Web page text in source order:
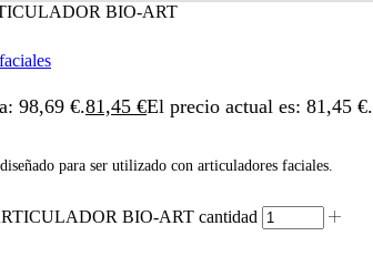
BIO-ART
98,69 €.81,45 €El precio actual es: 81,45 €.
para ser utilizado con articuladores faciales.
BIO-ART cantidad